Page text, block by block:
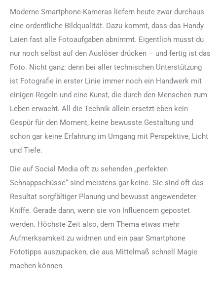
Moderne Smartphone-Kameras liefern heute zwar durchaus
eine ordentliche Bildqualität. Dazu kommt, dass das Handy
Laien fast alle Fotoaufgaben abnimmt. Eigentlich musst du
nur noch selbst auf den Auslöser drücken – und fertig ist das
Foto. Nicht ganz: denn bei aller technischen Unterstützung
ist Fotografie in erster Linie immer noch ein Handwerk mit
einigen Regeln und eine Kunst, die durch den Menschen zum
Leben erwacht. All die Technik allein ersetzt eben kein
Gespür für den Moment, keine bewusste Gestaltung und
schon gar keine Erfahrung im Umgang mit Perspektive, Licht
und Tiefe.
Die auf Social Media oft zu sehenden „perfekten
Schnappschüsse“ sind meistens gar keine. Sie sind oft das
Resultat sorgfältiger Planung und bewusst angewendeter
Kniffe. Gerade dann, wenn sie von Influencern gepostet
werden. Höchste Zeit also, dem Thema etwas mehr
Aufmerksamkeit zu widmen und ein paar Smartphone
Fototipps auszupacken, die aus Mittelmaß schnell Magie
machen können.